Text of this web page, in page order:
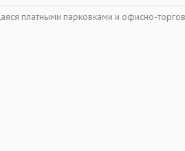
платными парковками и офисно-